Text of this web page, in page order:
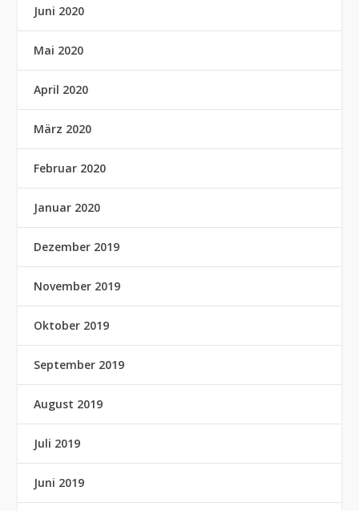
Juni 2020
Mai 2020
April 2020
März 2020
Februar 2020
Januar 2020
Dezember 2019
November 2019
Oktober 2019
September 2019
August 2019
Juli 2019
Juni 2019